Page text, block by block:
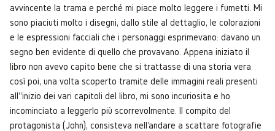
avvincente la trama e perché mi piace molto leggere i fumetti. Mi
sono piaciuti molto i disegni, dallo stile al dettaglio, le colorazioni
e le espressioni facciali che i personaggi esprimevano: davano un
segno ben evidente di quello che provavano. Appena iniziato il
libro non avevo capito bene che si trattasse di una storia vera
così poi, una volta scoperto tramite delle immagini reali presenti
all''inizio dei vari capitoli del libro, mi sono incuriosita e ho
incominciato a leggerlo più scorrevolmente. Il compito del
protagonista (John), consisteva nell'andare a scattare fotografie